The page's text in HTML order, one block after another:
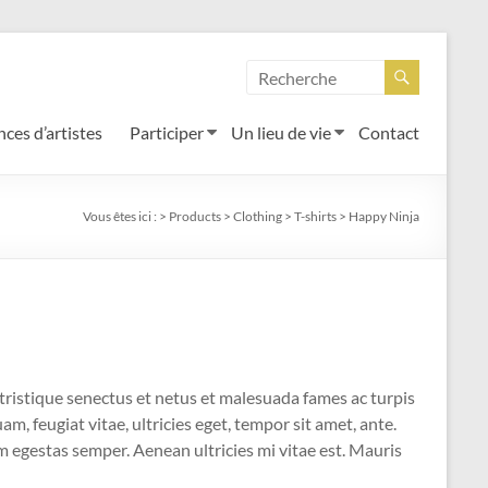
d’artistes Participer Un lieu de vie Contact
Vous êtes ici : > Products > Clothing > T-shirts > Happy Ninja
senectus et netus et malesuada fames ac turpis
feugiat vitae, ultricies eget, tempor sit amet, ante.
egestas semper. Aenean ultricies mi vitae est. Mauris